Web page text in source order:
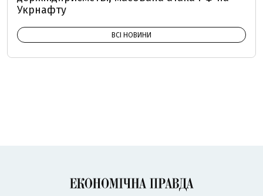
Укрнафту
ВСІ НОВИНИ